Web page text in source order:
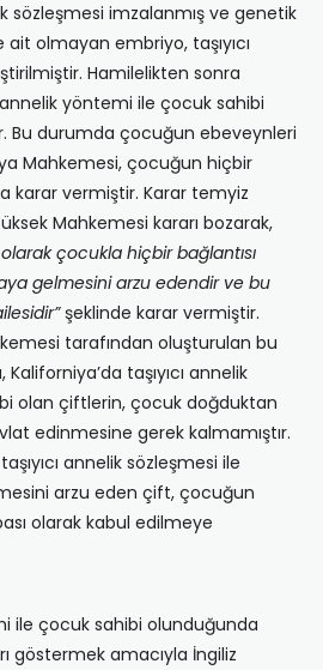
sözleşmesi imzalanmış ve genetik
olmayan embriyo, taşıyıcı
Hamilelikten sonra
annelik yöntemi ile çocuk sahibi
Bu durumda çocuğun ebeveynleri
Mahkemesi, çocuğun hiçbir
karar vermiştir. Karar temyiz
Mahkemesi kararı bozarak,
çocukla hiçbir bağlantısı
gelmesini arzu edendir ve bu
şeklinde karar vermiştir.
tarafından oluşturulan bu
taşıyıcı annelik
olan çiftlerin, çocuk doğduktan
edinmesine gerek kalmamıştır.
annelik sözleşmesi ile
arzu eden çift, çocuğun
olarak kabul edilmeye
ile çocuk sahibi olunduğunda
göstermek amacıyla İngiliz